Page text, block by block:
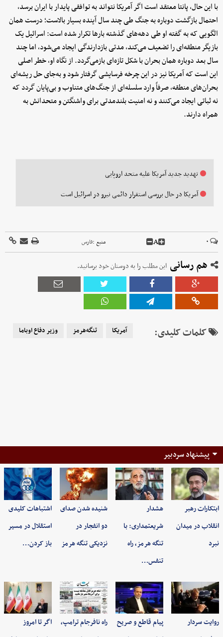
با این حال، پانتا معتقد است اگر آمریکا نتواند به توافقی پایدار با ایران برسد،
احتمال بازگشت دوباره به جنگ طی چند سال آینده بسیار بالاست؛ درست همان
الگویی که به گفته او طی دهه‌های گذشته بارها تکرار شده است: اسرائیل یک
بازیگر منطقه‌ای را تضعیف می‌کند، مدتی بازدارندگی ایجاد می‌شود، اما چند
سال بعد دوباره همان بحران با شکل تازه‌ای بازمی‌گردد. از نگاه او، خطر اصلی
این است که آمریکا نیز در این چرخه فرسایشی گرفتار شود و به‌جای حل ریشه‌ای
بحران‌های منطقه، صرفاً وارد سلسله‌ای از جنگ‌های متناوب و بی‌پایان گردد که
نه ثباتی ایجاد می‌کنند و نه امنیت بلندمدتی برای واشنگتن و متحدانش به
همراه دارند.
تهدید جدید آمریکا علیه متحد اروپایی
آمریکا در حال بررسی استقرار دائمی نیرو در اسرائیل است
۰ A منبع :فارس
هم رسانی این مطلب را به دوستان خود برسانید.
کلمات کلیدی: آمریکا تنگه‌هرمز وزیر دفاع اوباما
پیشنهاد سردبیر
ابتکارات رهبر
انقلاب در میدان
نبرد
هشدار
شریعتمداری: با
تنگه هرمز، راه
تنفس…
شنیده شدن صدای
دو انفجار در
نزدیکی تنگه هرمز
اشتباهات کلیدی
استقلال در مسیر
باز کردن…
روایت سردار
پیام قاطع و صریح
راه نافرجام ترامپ،
اگر تا امروز